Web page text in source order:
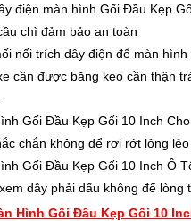
màn hình Gối Đầu Kẹp Gối
chì đảm bảo an toàn
trích dây điện để màn hình
cần được băng keo cần thận
Đầu Kẹp Gối 10 Inch Cho
chắn không để rơi rớt lỏng
Đầu Kẹp Gối 10 Inch Ô
dây phải dấu không để lòng
Hình Gối Đầu Kẹp Gối 10